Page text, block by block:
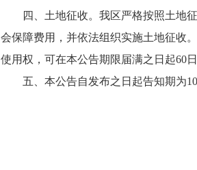
四、土地征收。我区严格按照土地征
会保障费用，并依法组织实施土地征收
使用权，可在本公告期限届满之日起60
五、本公告自发布之日起告知期为10